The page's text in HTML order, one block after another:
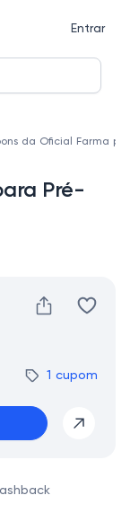
Entrar
da Oficial Farma
Pré-
1 cupom